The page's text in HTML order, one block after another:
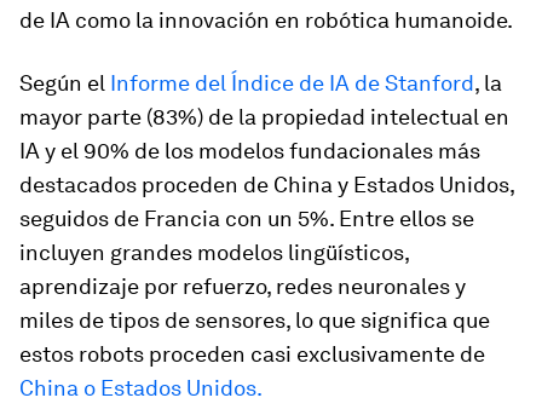
de IA como la innovación en robótica humanoide.
Según el Informe del Índice de IA de Stanford, la
mayor parte (83%) de la propiedad intelectual en
IA y el 90% de los modelos fundacionales más
destacados proceden de China y Estados Unidos,
seguidos de Francia con un 5%. Entre ellos se
incluyen grandes modelos lingüísticos,
aprendizaje por refuerzo, redes neuronales y
miles de tipos de sensores, lo que significa que
estos robots proceden casi exclusivamente de
China o Estados Unidos.